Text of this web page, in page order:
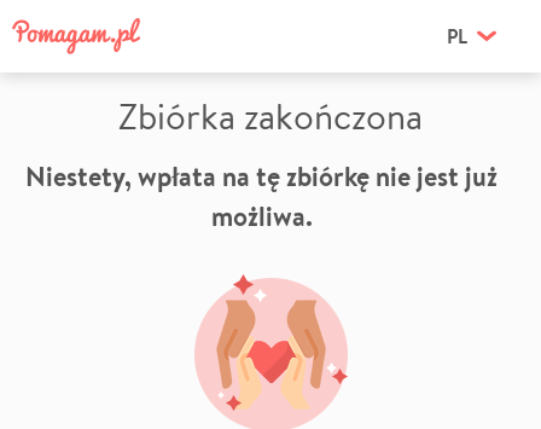
PL
Zbiórka zakończona
Niestety, wpłata na tę zbiórkę nie jest już
możliwa.